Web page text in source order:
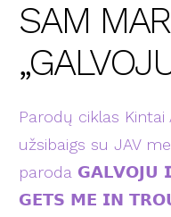
SAM
Parodų ciklas
užsibaigs su JAV
paroda 𝗚𝗔𝗟𝗩𝗢𝗝𝗨
𝗚𝗘𝗧𝗦 𝗠𝗘 𝗜𝗡